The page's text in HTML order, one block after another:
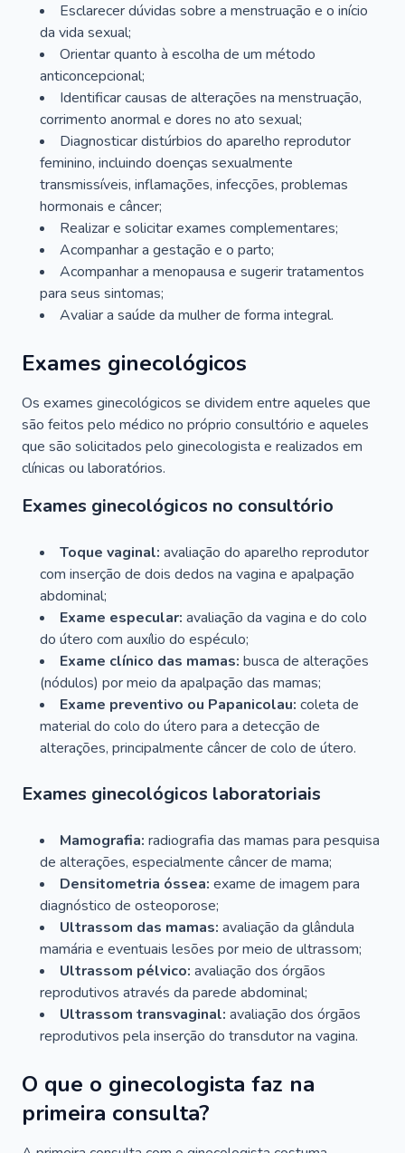
Esclarecer dúvidas sobre a menstruação e o início
da vida sexual;
Orientar quanto à escolha de um método
anticoncepcional;
Identificar causas de alterações na menstruação,
corrimento anormal e dores no ato sexual;
Diagnosticar distúrbios do aparelho reprodutor
feminino, incluindo doenças sexualmente
transmissíveis, inflamações, infecções, problemas
hormonais e câncer;
Realizar e solicitar exames complementares;
Acompanhar a gestação e o parto;
Acompanhar a menopausa e sugerir tratamentos
para seus sintomas;
Avaliar a saúde da mulher de forma integral.
Exames ginecológicos
Os exames ginecológicos se dividem entre aqueles que
são feitos pelo médico no próprio consultório e aqueles
que são solicitados pelo ginecologista e realizados em
clínicas ou laboratórios.
Exames ginecológicos no consultório
Toque vaginal: avaliação do aparelho reprodutor
com inserção de dois dedos na vagina e apalpação
abdominal;
Exame especular: avaliação da vagina e do colo
do útero com auxílio do espéculo;
Exame clínico das mamas: busca de alterações
(nódulos) por meio da apalpação das mamas;
Exame preventivo ou Papanicolau: coleta de
material do colo do útero para a detecção de
alterações, principalmente câncer de colo de útero.
Exames ginecológicos laboratoriais
Mamografia: radiografia das mamas para pesquisa
de alterações, especialmente câncer de mama;
Densitometria óssea: exame de imagem para
diagnóstico de osteoporose;
Ultrassom das mamas: avaliação da glândula
mamária e eventuais lesões por meio de ultrassom;
Ultrassom pélvico: avaliação dos órgãos
reprodutivos através da parede abdominal;
Ultrassom transvaginal: avaliação dos órgãos
reprodutivos pela inserção do transdutor na vagina.
O que o ginecologista faz na
primeira consulta?